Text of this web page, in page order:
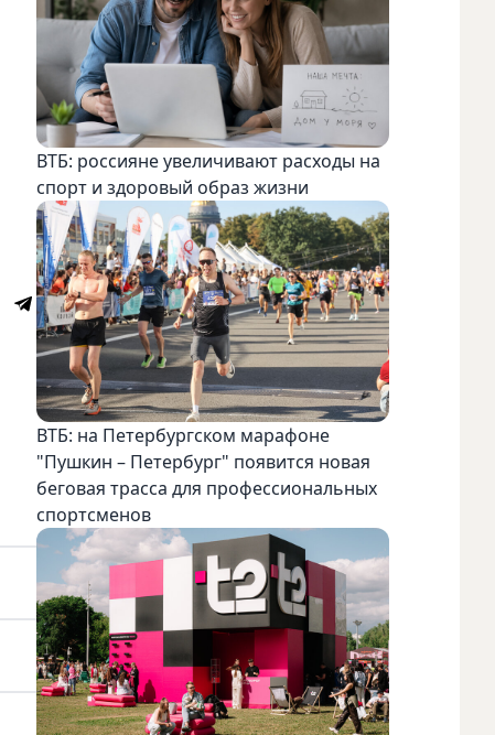
ВТБ: россияне увеличивают расходы на
спорт и здоровый образ жизни
ВТБ: на Петербургском марафоне
"Пушкин – Петербург" появится новая
беговая трасса для профессиональных
спортсменов